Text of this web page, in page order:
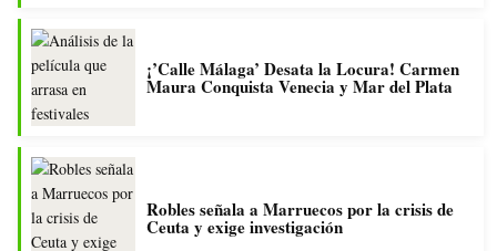
¡’Calle Málaga’ Desata la Locura! Carmen
Maura Conquista Venecia y Mar del Plata
Robles señala a Marruecos por la crisis de
Ceuta y exige investigación